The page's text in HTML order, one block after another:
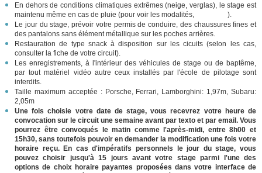
En dehors de conditions climatiques extrêmes (neige, verglas), le stage est
maintenu même en cas de pluie (pour voir les modalités,
).
Le jour du stage, prévoir votre permis de conduire, des chaussures fines et
des pantalons sans élément métallique sur les poches arrières.
Restauration de type snack à disposition sur les cicuits (selon les cas,
consulter la fiche de votre circuit).
Les enregistrements, à l'intérieur des véhicules de stage ou de baptême,
par tout matériel vidéo autre ceux installés par l'école de pilotage sont
interdits.
Taille maximum acceptée : Porsche, Ferrari, Lamborghini: 1,97m, Subaru:
2,05m
Une fois choisie votre date de stage, vous recevrez votre heure de
convocation sur le circuit une semaine avant par texto et par email. Vous
pourrez être convoqués le matin comme l'après-midi, entre 8h00 et
15h30, sans toutefois pouvoir en demander la modification une fois votre
horaire reçu. En cas d'impératifs personnels le jour du stage, vous
pouvez choisir jusqu'à 15 jours avant votre stage parmi l'une des
options de choix horaire payantes proposées dans votre interface de